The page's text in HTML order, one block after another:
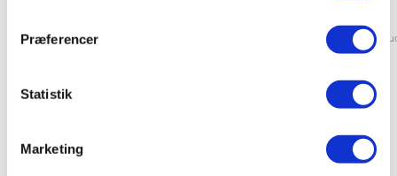
Præferencer
Statistik
Marketing
Walt Disney
621,60 KR.